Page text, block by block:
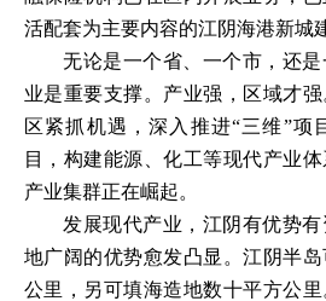
活配套为主要内容的江阴海港新城
无论是一个省、一个市，还
业是重要支撑。产业强，区域才
区紧抓机遇，深入推进“三维”项
目，构建能源、化工等现代产业
产业集群正在崛起。
发展现代产业，江阴有优势
地广阔的优势愈发凸显。江阴半
公里，另可填海造地数十平方公